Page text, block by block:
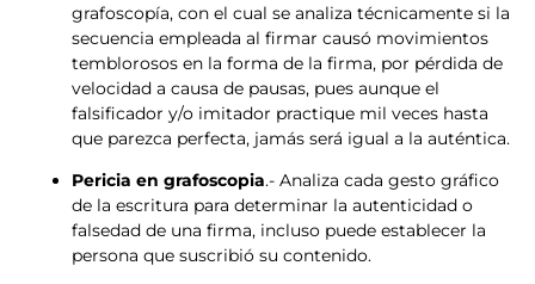
grafoscopía, con el cual se analiza técnicamente si la
secuencia empleada al firmar causó movimientos
temblorosos en la forma de la firma, por pérdida de
velocidad a causa de pausas, pues aunque el
falsificador y/o imitador practique mil veces hasta
que parezca perfecta, jamás será igual a la auténtica.
Pericia en grafoscopia.- Analiza cada gesto gráfico
de la escritura para determinar la autenticidad o
falsedad de una firma, incluso puede establecer la
persona que suscribió su contenido.